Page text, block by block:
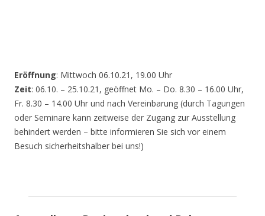
Eröffnung: Mittwoch 06.10.21, 19.00 Uhr
Zeit: 06.10. – 25.10.21, geöffnet Mo. – Do. 8.30 – 16.00 Uhr,
Fr. 8.30 – 14.00 Uhr und nach Vereinbarung (durch Tagungen
oder Seminare kann zeitweise der Zugang zur Ausstellung
behindert werden – bitte informieren Sie sich vor einem
Besuch sicherheitshalber bei uns!)